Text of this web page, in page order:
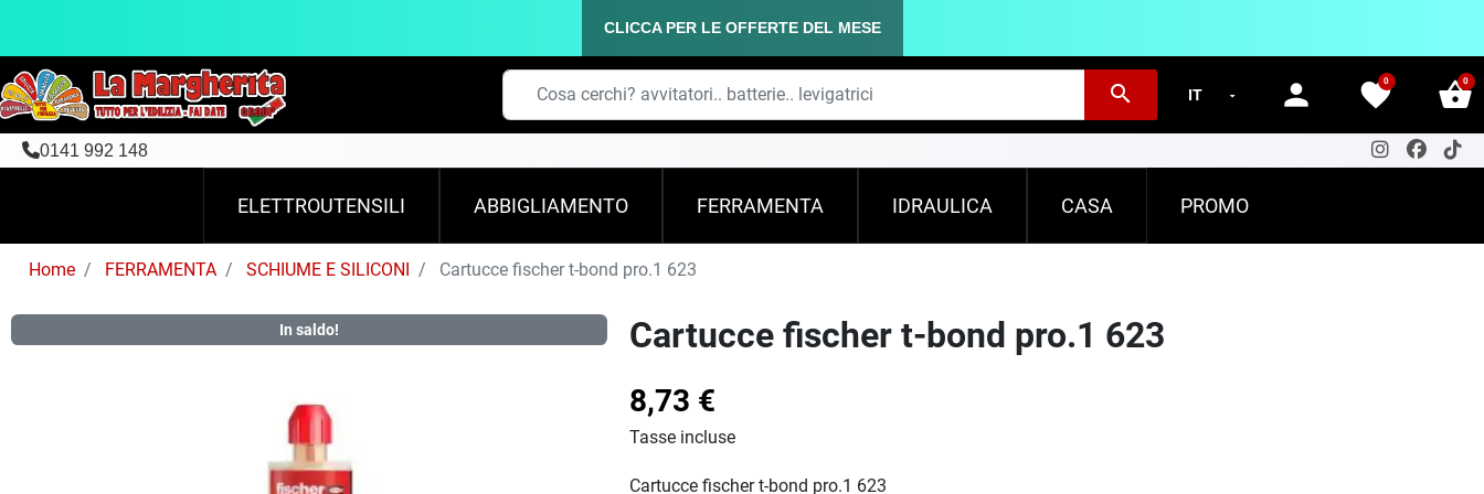
CLICCA PER LE OFFERTE DEL MESE
search person favorite
0 shopping_basket
0
0141 992 148
ELETTROUTENSILI ABBIGLIAMENTO FERRAMENTA IDRAULICA CASA PROMO
Home FERRAMENTA SCHIUME E SILICONI Cartucce fischer t-bond pro.1 623
In saldo! Cartucce fischer t-bond pro.1 623
8,73 €
Tasse incluse
Cartucce fischer t-bond pro.1 623